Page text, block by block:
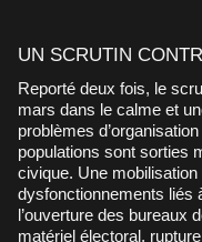
UN SCRUTIN
Reporté deux fois, le scrutin présidentiel a pu se tenir le 13
mars dans le calme et
problèmes
populations sont sorties
civique. Une
dysfonctionnements liés
l’ouverture des bureaux
matériel électoral,